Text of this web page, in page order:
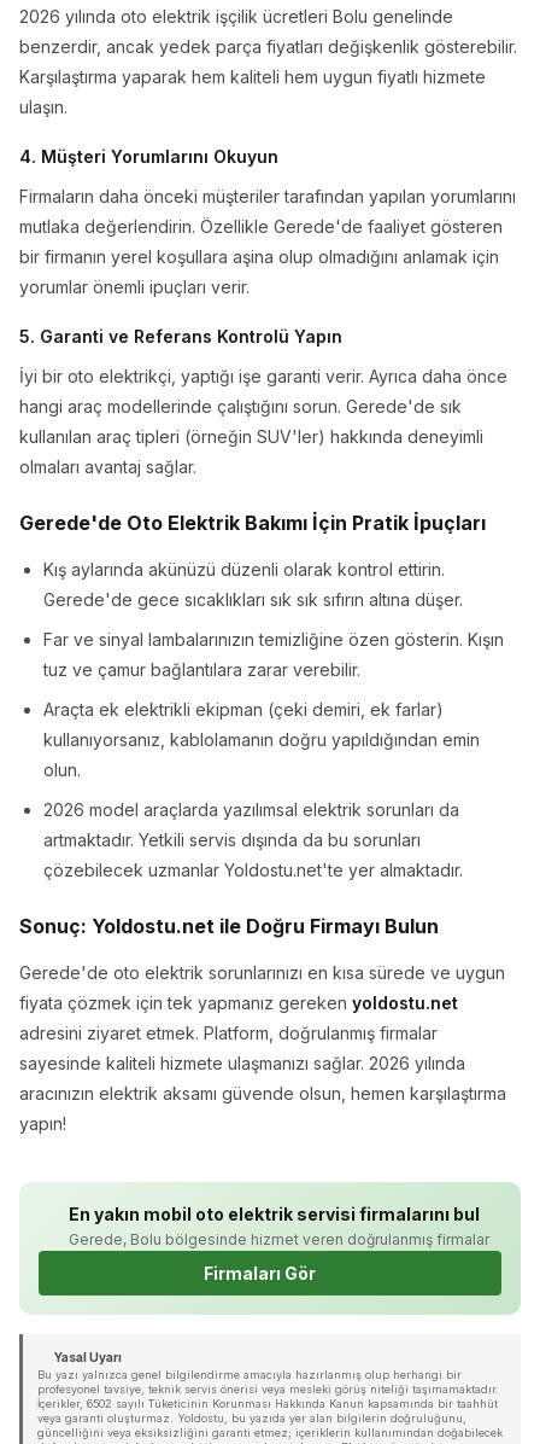
2026 yılında oto elektrik işçilik ücretleri Bolu genelinde
benzerdir, ancak yedek parça fiyatları değişkenlik gösterebilir.
Karşılaştırma yaparak hem kaliteli hem uygun fiyatlı hizmete
ulaşın.
4. Müşteri Yorumlarını Okuyun
Firmaların daha önceki müşteriler tarafından yapılan yorumlarını
mutlaka değerlendirin. Özellikle Gerede'de faaliyet gösteren
bir firmanın yerel koşullara aşina olup olmadığını anlamak için
yorumlar önemli ipuçları verir.
5. Garanti ve Referans Kontrolü Yapın
İyi bir oto elektrikçi, yaptığı işe garanti verir. Ayrıca daha önce
hangi araç modellerinde çalıştığını sorun. Gerede'de sık
kullanılan araç tipleri (örneğin SUV'ler) hakkında deneyimli
olmaları avantaj sağlar.
Gerede'de Oto Elektrik Bakımı İçin Pratik İpuçları
Kış aylarında akünüzü düzenli olarak kontrol ettirin.
Gerede'de gece sıcaklıkları sık sık sıfırın altına düşer.
Far ve sinyal lambalarınızın temizliğine özen gösterin. Kışın
tuz ve çamur bağlantılara zarar verebilir.
Araçta ek elektrikli ekipman (çeki demiri, ek farlar)
kullanıyorsanız, kablolamanın doğru yapıldığından emin
olun.
2026 model araçlarda yazılımsal elektrik sorunları da
artmaktadır. Yetkili servis dışında da bu sorunları
çözebilecek uzmanlar Yoldostu.net'te yer almaktadır.
Sonuç: Yoldostu.net ile Doğru Firmayı Bulun
Gerede'de oto elektrik sorunlarınızı en kısa sürede ve uygun
fiyata çözmek için tek yapmanız gereken yoldostu.net
adresini ziyaret etmek. Platform, doğrulanmış firmalar
sayesinde kaliteli hizmete ulaşmanızı sağlar. 2026 yılında
aracınızın elektrik aksamı güvende olsun, hemen karşılaştırma
yapın!
En yakın mobil oto elektrik servisi firmalarını bul
Gerede, Bolu bölgesinde hizmet veren doğrulanmış firmalar
Firmaları Gör
Yasal Uyarı
Bu yazı yalnızca genel bilgilendirme amacıyla hazırlanmış olup herhangi bir
profesyonel tavsiye, teknik servis önerisi veya mesleki görüş niteliği taşımamaktadır.
İçerikler, 6502 sayılı Tüketicinin Korunması Hakkında Kanun kapsamında bir taahhüt
veya garanti oluşturmaz. Yoldostu, bu yazıda yer alan bilgilerin doğruluğunu,
güncelliğini veya eksiksizliğini garanti etmez; içeriklerin kullanımından doğabilecek